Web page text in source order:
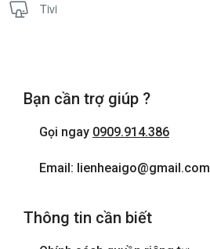
Tivi
Bạn cần trợ giúp ?
Gọi ngay 0909.914.386
Email: lienheaigo@gmail.com
Thông tin cần biết